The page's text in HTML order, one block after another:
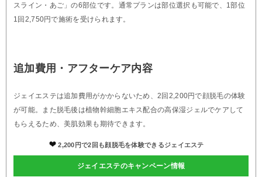
スライン・あご」の6部位です。通常プランは部位選択も可能で、1部位
1回2,750円で施術を受けられます。
追加費用・アフターケア内容
ジェイエステは追加費用がかからないため、2回2,200円で顔脱毛の体験
が可能。また脱毛後は植物幹細胞エキス配合の高保湿ジェルでケアして
もらえるため、美肌効果も期待できます。
2,200円で2回も顔脱毛を体験できるジェイエステ
ジェイエステのキャンペーン情報